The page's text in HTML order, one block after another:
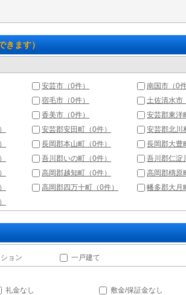
きます）
安芸市（0件）
南国市（0件
宿毛市（0件）
土佐清水市
香美市（0件）
安芸郡東洋
安芸郡安田町（0件）
安芸郡北川
長岡郡本山町（0件）
長岡郡大豊
吾川郡いの町（0件）
吾川郡仁淀
高岡郡越知町（0件）
高岡郡檮原
高岡郡四万十町（0件）
幡多郡大月
ョン 一戸建て
礼金なし 敷金/保証金なし